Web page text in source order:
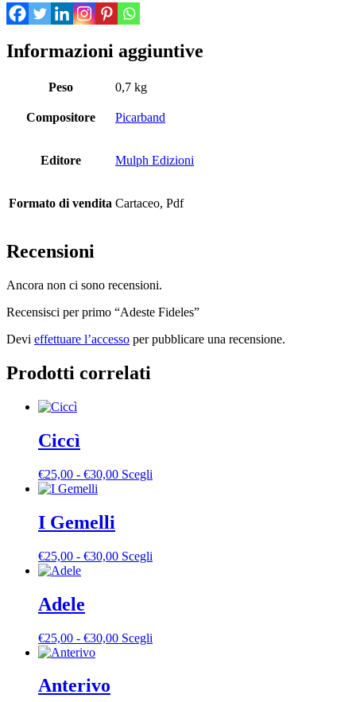
Informazioni aggiuntive
Peso 0,7 kg
Compositore Picarband
Editore Mulph Edizioni
Formato di vendita Cartaceo, Pdf
Recensioni
Ancora non ci sono recensioni.
Recensisci per primo “Adeste Fideles”
Devi effettuare l’accesso per pubblicare una recensione.
Prodotti correlati
Ciccì
€25,00 - €30,00Fascia
€30,00
Scegli
opzioni
del
I Gemelli
€25,00 - €30,00Fascia
€30,00
Scegli
opzioni
Adele
€25,00 - €30,00Fascia
Scegli
Anterivo